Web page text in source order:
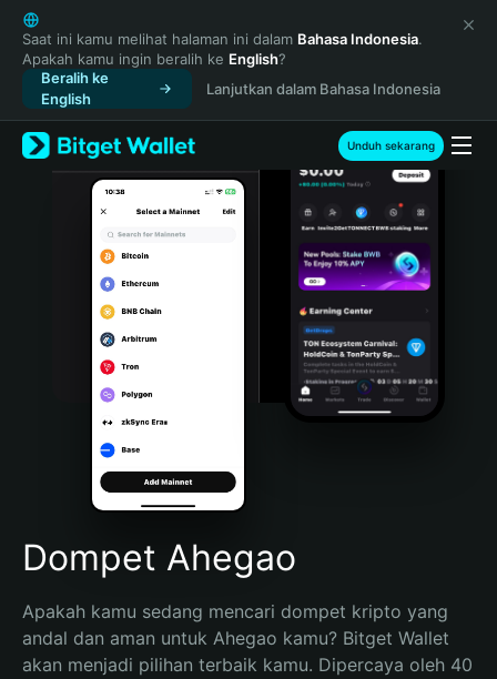
English
日本語
Tiếng Việt
Русский
Español (Latinoamérica)
Türkçe
Italiano
Português (Portugal)
Bahasa Indonesia
Português (Brasil)
Español (Argentina)
Saat ini kamu melihat halaman ini dalam Bahasa Indonesia.
Apakah kamu ingin beralih ke English?
Beralih ke
English
Lanjutkan dalam Bahasa Indonesia
Unduh sekarang
Dompet Ahegao
Apakah kamu sedang mencari dompet kripto yang
andal dan aman untuk Ahegao kamu? Bitget Wallet
akan menjadi pilihan terbaik kamu. Dipercaya oleh 40